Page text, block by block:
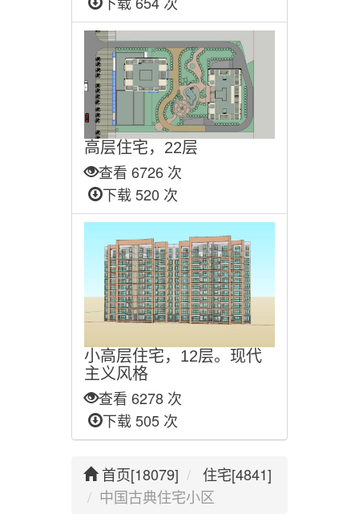
高层住宅，22层
查看 6726 次
下载 520 次
小高层住宅，12层。现代
主义风格
查看 6278 次
下载 505 次
首页[18079]
住宅[4841]
中国古典住宅小区